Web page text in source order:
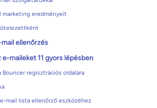
marketing eredményeit
ellenőrzés
maileket 11 gyors lépésben
Bouncer regisztrációs oldalára
mail lista ellenőrző eszközéhez